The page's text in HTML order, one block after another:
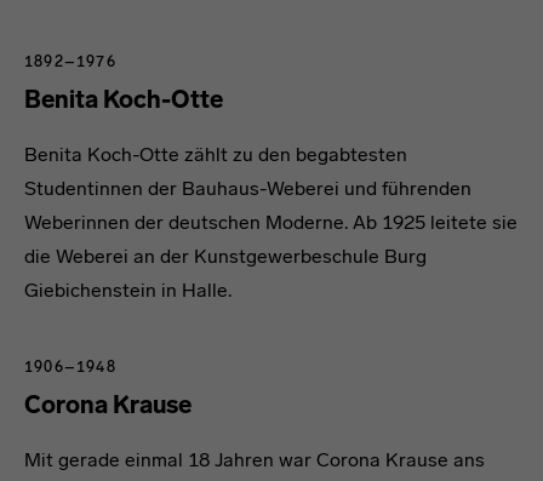
Benita Koch-Otte
1892–1976
Benita Koch-Otte zählt zu den begabtesten
Studentinnen der Bauhaus-Weberei und führenden
Weberinnen der deutschen Moderne. Ab 1925 leitete sie
die Weberei an der Kunstgewerbeschule Burg
Giebichenstein in Halle.
Corona Krause
1906–1948
Mit gerade einmal 18 Jahren war Corona Krause ans